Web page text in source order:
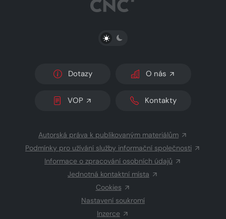
PŘEPNOUT SVĚTLÝ/TMAVÝ REŽIM
Dotazy O nás
VOP Kontakty
Autorská práva k publikovaným materiálům
Podmínky pro užívání služby informační společnosti
Informace o zpracování osobních údajů
Jednotná kontaktní místa
Cookies
Nastavení soukromí
Inzerce